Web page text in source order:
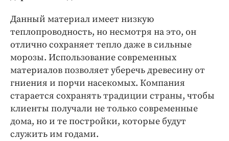
Данный материал имеет низкую
теплопроводность, но несмотря на это, он
отлично сохраняет тепло даже в сильные
морозы. Использование современных
материалов позволяет уберечь древесину от
гниения и порчи насекомых. Компания
старается сохранять традиции страны, чтобы
клиенты получали не только современные
дома, но и те постройки, которые будут
служить им годами.